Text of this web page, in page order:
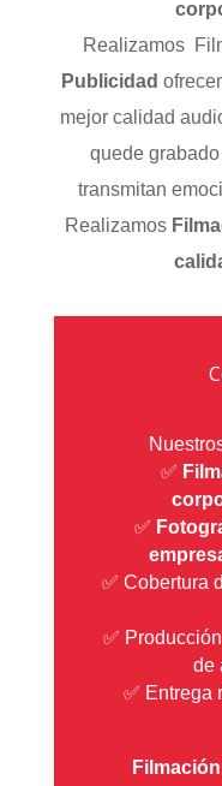
Realizamos
Publicidad
mejor calidad
quede grabado
transmitan
Realizamos
✅
✅
✅ Cobertura
✅
de
✅ Entrega